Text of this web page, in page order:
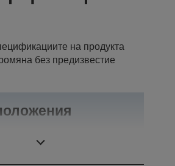
на продукта
без предизвестие